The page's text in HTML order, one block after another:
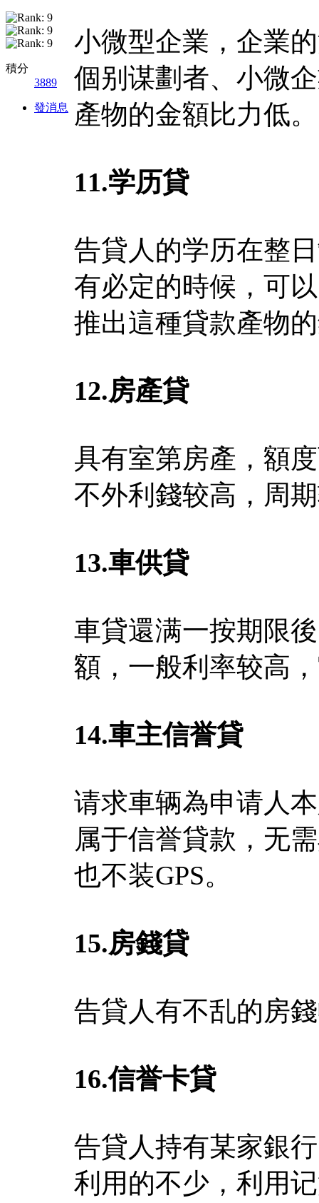
積分
3889
發消息
小微型企業，企業
個别谋劃者、小微
產物的金額比力低。
11.学历貸
告貸人的学历在整
有必定的時候，可
推出這種貸款產物
12.房產貸
具有室第房產，額
不外利錢较高，周
13.車供貸
車貸還满一按期限
額，一般利率较高
14.車主信誉貸
请求車辆為申请人
属于信誉貸款，无
也不装GPS。
15.房錢貸
告貸人有不乱的房
16.信誉卡貸
告貸人持有某家銀
利用的不少，利用